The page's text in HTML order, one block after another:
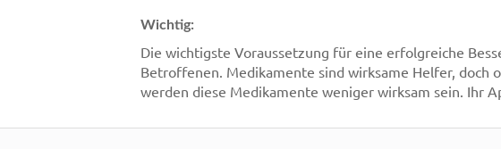
Wichtig:
Die wichtigste Voraussetzung für eine erfolgreiche
Betroffenen. Medikamente sind wirksame Helfer, doch
werden diese Medikamente weniger wirksam sein. Ihr